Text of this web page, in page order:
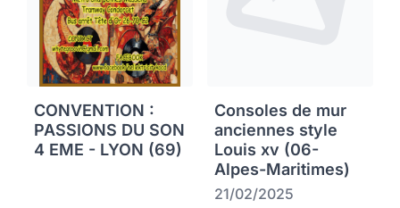
CONVENTION :
PASSIONS DU SON
4 EME - LYON (69)
Consoles de mur
anciennes style
Louis xv (06-
Alpes-Maritimes)
21/02/2025